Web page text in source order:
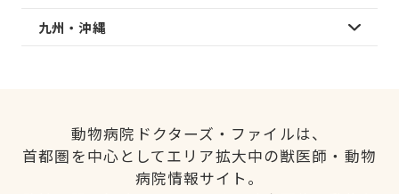
九州・沖縄
動物病院ドクターズ・ファイルは、
首都圏を中心としてエリア拡大中の獣医師・動物
病院情報サイト。